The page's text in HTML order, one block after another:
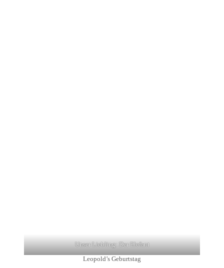
Unser Liebling: Der Elefant
Leopold’s Geburtstag